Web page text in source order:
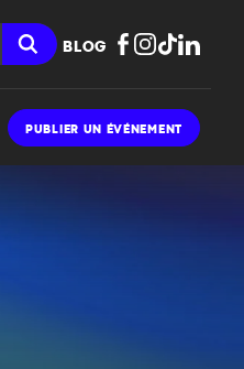
BLOG
PUBLIER UN ÉVÉNEMENT